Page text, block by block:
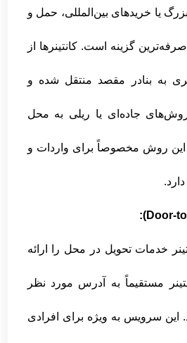
یا خریدهای بین‌المللی، حمل و
گزینه است. کانتینرها از
به بنادر مقصد منتقل شده و
جاده‌ای یا ریلی به محل
این روش مخصوصاً برای واردات و
خدمات تحویل در محل را ارائه
مستقیماً به آدرس مورد نظر
این سرویس به ویژه برای افرادی